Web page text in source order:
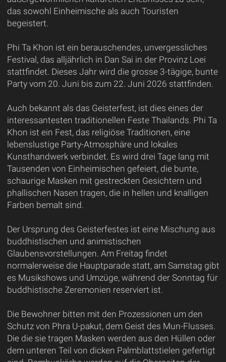
das sowohl Einheimische als auch Touristen
begeistert.
Phi Ta Khon ist ein berauschendes, unvergessliches
Festival, das alljährlich in Dan Sai in der Provinz Loei
stattfindet. Dieses Jahr wird die grosse 3-tägige, bunte
Party vom 20. Juni bis zum 22. Juni 2026 stattfinden.
Auch bekannt als das Geisterfest, ist dies eines der
interessantesten traditionellen Feste Thailands. Phi Ta
Khon ist ein Fest, das religiöse Traditionen, eine
lebenslustige Party-Atmosphäre und lokales
Kunsthandwerk verbindet. Es wird drei Tage lang mit
Tausenden von Einheimischen gefeiert, die bunte,
schaurige Masken mit gestreckten Gesichtern und
phallischen Nasen tragen, die in hellen und knalligen
Farben bemalt sind.
Der Ursprung des Geisterfestes ist eine Mischung aus
buddhistischen und animistischen
Glaubensvorstellungen. Am Freitag findet
normalerweise die Hauptparade statt, am Samstag gibt
es Musikshows und Umzüge, während der Sonntag für
buddhistische Zeremonien reserviert ist.
Die Bewohner bitten mit den Prozessionen um den
Schutz von Phra U-pakut, dem Geist des Mun-Flusses.
Die die sie tragen Masken werden aus den Hüllen oder
dem unteren Teil von dicken Palmblattstielen gefertigt